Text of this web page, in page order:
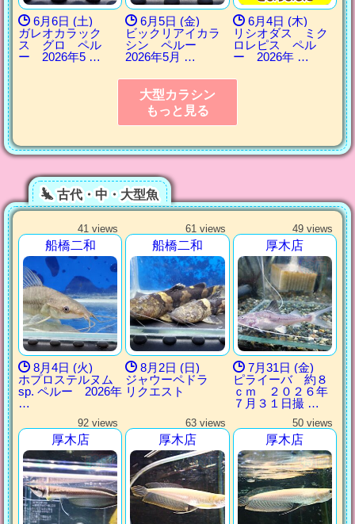
6月6日 (土)
ガレオカラック
ス グロ ペル
ー 2026年5 …
6月5日 (金)
ビックリアイカラ
シン ペルー
2026年5月 …
6月4日 (木)
リシオダス ミク
ロレピス ペル
ー 2026年 …
大型カラシン
もっと見る
古代・中・大型魚
41 views
船橋二和
8月4日 (火)
ホプロステルヌム
sp. ペルー 2026年
…
61 views
船橋二和
8月2日 (日)
ジャウーペドラ
リクエスト
49 views
厚木店
7月31日 (金)
ピライーバ 約８
ｃｍ ２０２６年
７月３１日撮 …
92 views
厚木店
63 views
厚木店
50 views
厚木店